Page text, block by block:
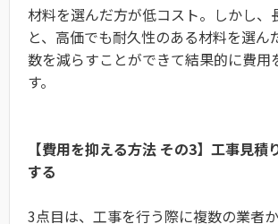
材料を選んだ方が低コスト。しかし、
と、高価でも耐久性のある材料を選ん
数を減らすことができて結果的に費用
す。
【費用を抑える方法 その3】工事見積
する
3点目は、工事を行う際に複数の業者